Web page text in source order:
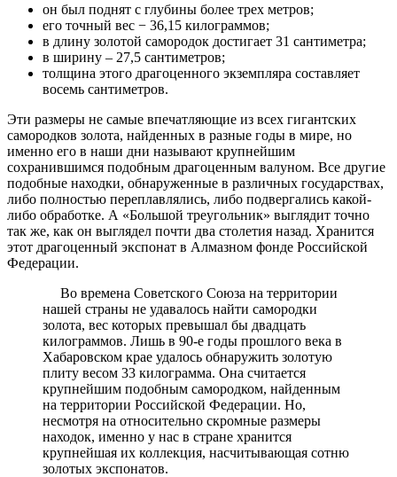
он был поднят с глубины более трех метров;
его точный вес − 36,15 килограммов;
в длину золотой самородок достигает 31 сантиметра;
в ширину – 27,5 сантиметров;
толщина этого драгоценного экземпляра составляет
восемь сантиметров.
Эти размеры не самые впечатляющие из всех гигантских
самородков золота, найденных в разные годы в мире, но
именно его в наши дни называют крупнейшим
сохранившимся подобным драгоценным валуном. Все другие
подобные находки, обнаруженные в различных государствах,
либо полностью переплавлялись, либо подвергались какой-
либо обработке. А «Большой треугольник» выглядит точно
так же, как он выглядел почти два столетия назад. Хранится
этот драгоценный экспонат в Алмазном фонде Российской
Федерации.
Во времена Советского Союза на территории
нашей страны не удавалось найти самородки
золота, вес которых превышал бы двадцать
килограммов. Лишь в 90-е годы прошлого века в
Хабаровском крае удалось обнаружить золотую
плиту весом 33 килограмма. Она считается
крупнейшим подобным самородком, найденным
на территории Российской Федерации. Но,
несмотря на относительно скромные размеры
находок, именно у нас в стране хранится
крупнейшая их коллекция, насчитывающая сотню
золотых экспонатов.